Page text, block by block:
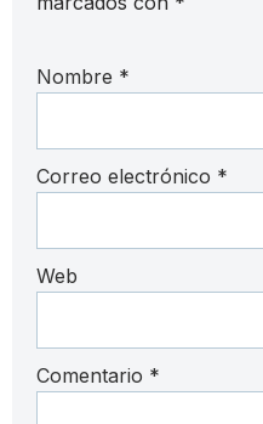
Nombre *
Correo electrónico *
Web
Comentario *